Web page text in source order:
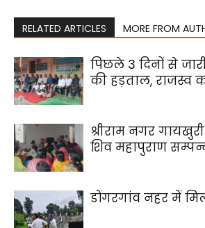
RELATED ARTICLES MORE FROM
पिछले 3 दिनों से
की हड़ताल, राजस्व
श्रीराम नगर
शिव महापुराण
डोंगरगांव नहर में